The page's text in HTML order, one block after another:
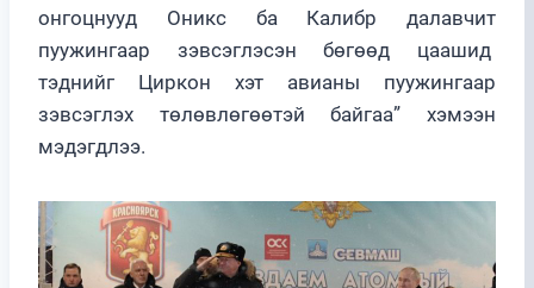
онгоцнууд Оникс ба Калибр далавчит
пуужингаар зэвсэглэсэн бөгөөд цаашид
тэднийг Циркон хэт авианы пуужингаар
зэвсэглэх төлөвлөгөөтэй байгаа” хэмээн
мэдэгдлээ.